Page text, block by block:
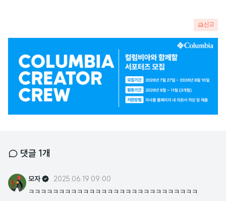
신고
댓글 1개
모자
2025.06.19 09:00
ㅋㅋㅋㅋㅋㅋㅋㅋㅋㅋㅋㅋㅋㅋㅋㅋㅋㅋㅋㅋㅋㅋㅋㅋㅋㅋㅋㅋ